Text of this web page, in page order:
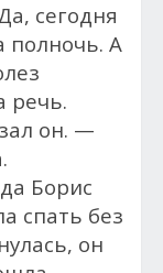
сегодня
полночь. А
речь.
он. —
Борис
спать без
он